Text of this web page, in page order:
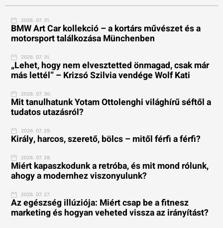
2026. 07. 31.
BMW Art Car kollekció – a kortárs művészet és a
motorsport találkozása Münchenben
2026. 07. 31.
„Lehet, hogy nem elvesztetted önmagad, csak már
más lettél” – Krizsó Szilvia vendége Wolf Kati
2026. 07. 30.
Mit tanulhatunk Yotam Ottolenghi világhírű séftől a
tudatos utazásról?
2026. 07. 29.
Király, harcos, szerető, bölcs – mitől férfi a férfi?
2026. 07. 28.
Miért kapaszkodunk a retróba, és mit mond rólunk,
ahogy a modernhez viszonyulunk?
2026. 07. 27.
Az egészség illúziója: Miért csap be a fitnesz
marketing és hogyan veheted vissza az irányítást?